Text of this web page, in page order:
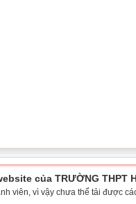
TRƯỜNG THPT HÀ HUY
viên, vì vậy chưa thể tải được